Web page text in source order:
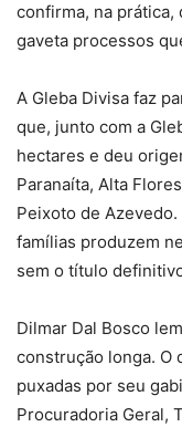
confirma, na prática,
gaveta processos
A Gleba Divisa faz
que, junto com a
hectares e deu
Paranaíta, Alta
Peixoto de
famílias produzem
sem o título
Dilmar Dal Bosco
construção longa. O
puxadas por seu
Procuradoria Geral,